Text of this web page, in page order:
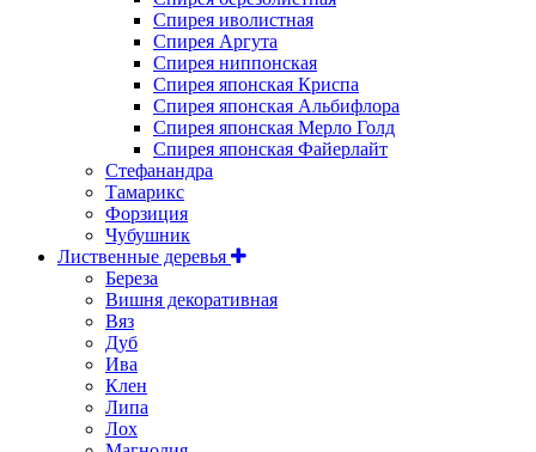
Спирея иволистная
Спирея Аргута
Спирея ниппонская
Спирея японская Криспа
Спирея японская Альбифлора
Спирея японская Мерло Голд
Спирея японская Файерлайт
Стефанандра
Тамарикс
Форзиция
Чубушник
Лиственные деревья
Береза
Вишня декоративная
Вяз
Дуб
Ива
Клен
Липа
Лох